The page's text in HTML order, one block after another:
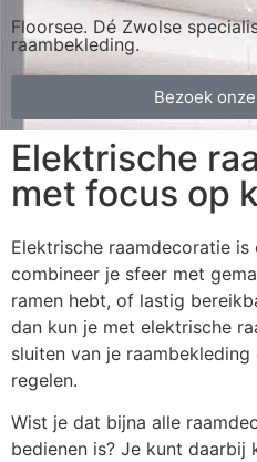
Floorsee. Dé Zwolse
raambekleding.
Bezoek
Elektrische
met focus op
Elektrische raamdecoratie is
combineer je sfeer met
ramen hebt, of lastig
dan kun je met elektrische
sluiten van je
regelen.
Wist je dat bijna alle
bedienen is? Je kunt daarbij